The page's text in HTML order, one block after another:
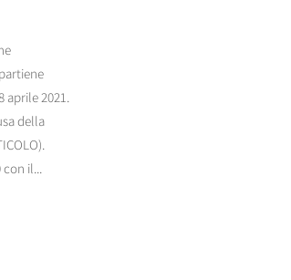
aprile 2021.
della
con il...